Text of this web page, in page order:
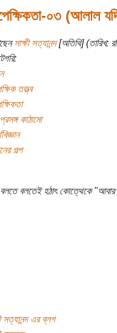
০৩ (আলাল
সাক্ষী সত্যানন্দ[অতিথি] (তারিখ:
তত্ত্ব
কাঠামো
গল্প
বলতে বলতেই হঠাৎ কোত্থেকে "আবার
সত্যানন্দ এর ব্লগ